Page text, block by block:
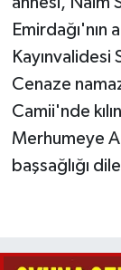
Emirdağı'nın
Cenaze
Camii'nde
Merhumeye
başsağlığı